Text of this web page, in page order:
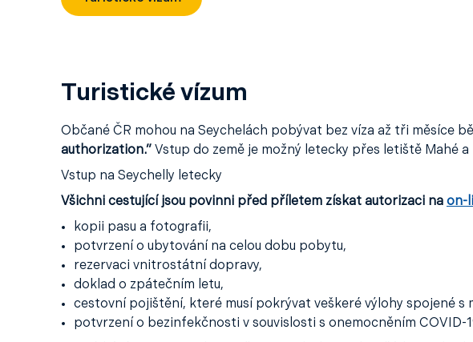
Turistické vízum
Občané ČR mohou na Seychelách pobývat bez víza až tři měsíce
authorization.” Vstup do země je možný letecky přes letiště Mahé
Vstup na Seychelly letecky
Všichni cestující jsou povinni před příletem získat autorizaci na on-
kopii pasu a fotografii,
potvrzení o ubytování na celou dobu pobytu,
rezervaci vnitrostátní dopravy,
doklad o zpátečním letu,
cestovní pojištění, které musí pokrývat veškeré výlohy spojené s
potvrzení o bezinfekčnosti v souvislosti s onemocněním COVID-